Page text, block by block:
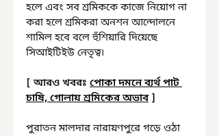
হলে এবং সব শ্রমিককে কাজে নিয়োগ না
করা হলে শ্রমিকরা অনশন আন্দোলনে
শামিল হবে বলে হুঁশিয়ারি দিয়েছে
সিআইটিইউ নেতৃত্ব৷
[ আরও খবরঃ পোকা দমনে ব্যর্থ পাট
চাষি, গোলায় শ্রমিকের অভাব ]
পুরাতন মালদার নারায়ণপুরে গড়ে ওঠা